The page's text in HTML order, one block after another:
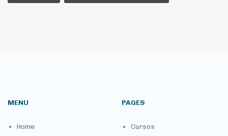
MENU
Home
PAGES
Cursos